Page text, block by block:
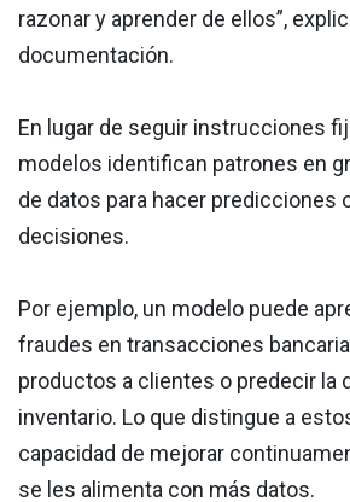
razonar y aprender de ellos”,
documentación.
En lugar de seguir instrucciones
modelos identifican patrones en
de datos para hacer predicciones
decisiones.
Por ejemplo, un modelo puede
fraudes en transacciones
productos a clientes o predecir la
inventario. Lo que distingue a
capacidad de mejorar
se les alimenta con más datos.